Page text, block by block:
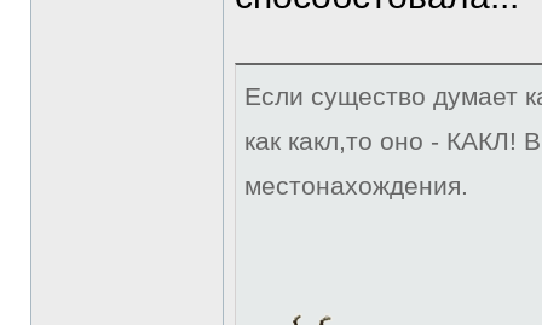
Если существо думает
как какл,то оно - КАКЛ!
местонахождения.